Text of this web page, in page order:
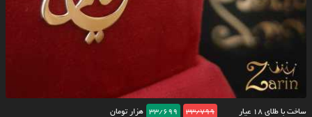
ساخت با طلای ۱۸ عیار 33/799
33/699 هزار تومان